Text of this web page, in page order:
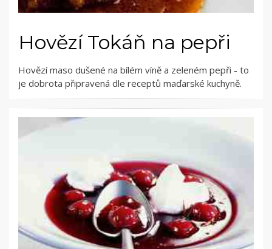
Hovězí Tokáň na pepři
Hovězí maso dušené na bílém víně a zeleném pepři - to
je dobrota připravená dle receptů maďarské kuchyně.